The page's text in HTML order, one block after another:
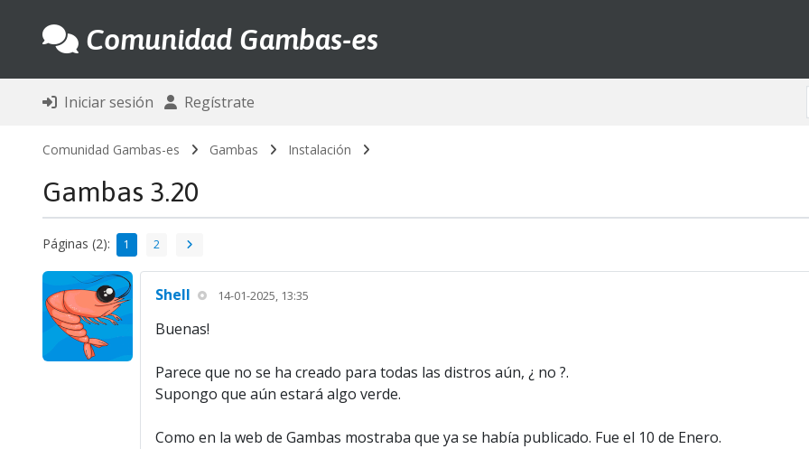
Comunidad Gambas-es
Iniciar sesión Regístrate
Comunidad Gambas-es Gambas Instalación
Gambas 3.20
Páginas (2): 1 2
Shell 14-01-2025, 13:35
Buenas!
Parece que no se ha creado para todas las distros aún, ¿ no ?.
Supongo que aún estará algo verde.
Como en la web de Gambas mostraba que ya se había publicado. Fue el 10 de Enero.